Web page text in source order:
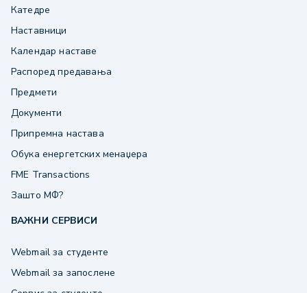
Катедре
Наставници
Календар наставе
Распоред предавања
Предмети
Документи
Припремна настава
Обука енергетских менаџера
FME Transactions
Зашто МФ?
ВАЖНИ СЕРВИСИ
Webmail за студенте
Webmail за запослене